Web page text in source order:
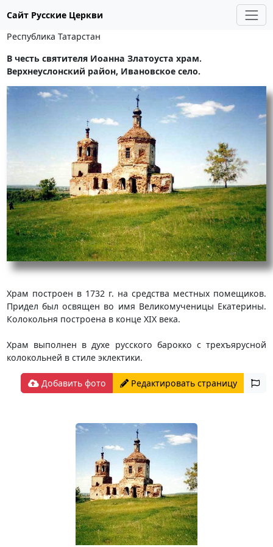
Сайт Русские Церкви
Республика Татарстан
В честь святителя Иоанна Златоуста храм.
Верхнеуслонский район, Ивановское село.
Храм построен в 1732 г. на средства местных помещиков.
Придел был освящен во имя Великомученицы Екатерины.
Колокольня построена в конце XIX века.
Храм выполнен в духе русского барокко с трехъярусной
колокольней в стиле эклектики.
Добавить фото Редактировать страницу